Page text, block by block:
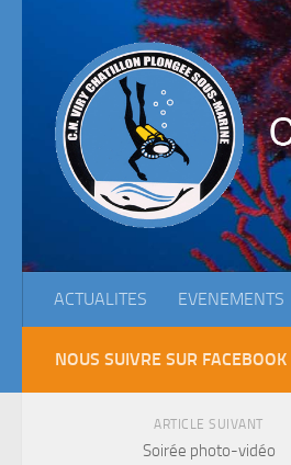
ACTUALITES EVENEMENTS
NOUS SUIVRE SUR FACEBOOK
ARTICLE SUIVANT
Soirée photo-vidéo